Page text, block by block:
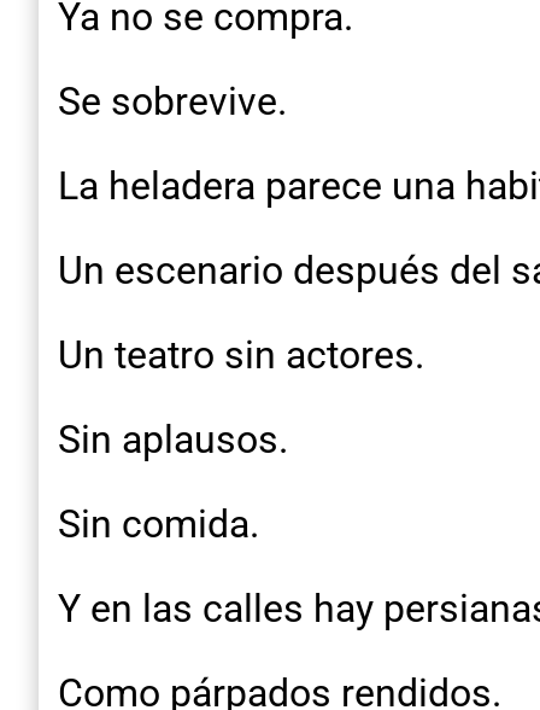
Ya no se compra.
Se sobrevive.
La heladera parece una
Un escenario después del
Un teatro sin actores.
Sin aplausos.
Sin comida.
Y en las calles hay
Como párpados rendidos.